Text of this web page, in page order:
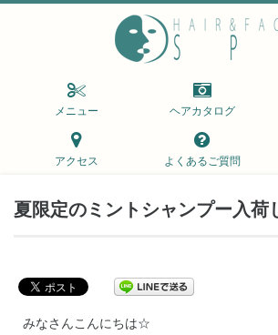
メニュー ヘアカタログ
アクセス よくあるご質問
夏限定のミントシャンプー入荷
みなさんこんにちは☆